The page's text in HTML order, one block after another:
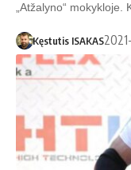
„Atžalyno“
Kęstutis ISAKAS